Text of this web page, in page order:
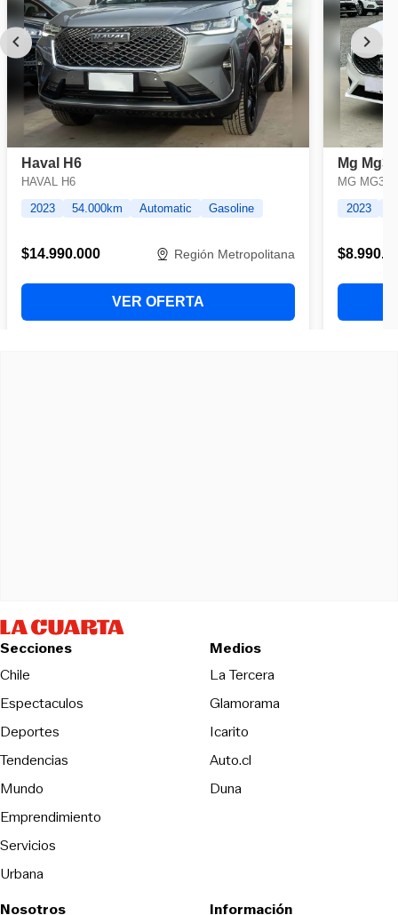
Secciones
Chile
Espectaculos
Deportes
Tendencias
Mundo
Emprendimiento
Servicios
Urbana
Medios
La TerceraOpens in new
Glamorama
Icarito
Auto.cl
DunaOpens in new window
Nosotros Información